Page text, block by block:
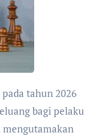
bagi pelaku
mengutamakan